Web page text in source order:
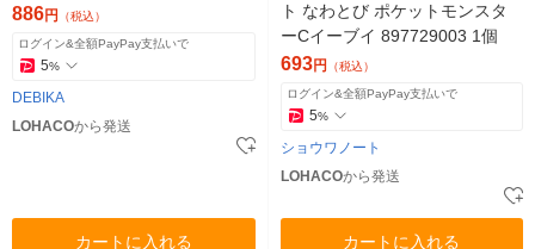
886円 （税込）
ログイン&全額PayPay支払いで
5%
DEBIKA
LOHACOから発送
カートに入れる
ト なわとび ポケットモンスタ
ーCイーブイ 897729003 1個
693円 （税込）
ログイン&全額PayPay支払いで
5%
ショウワノート
LOHACOから発送
カートに入れる